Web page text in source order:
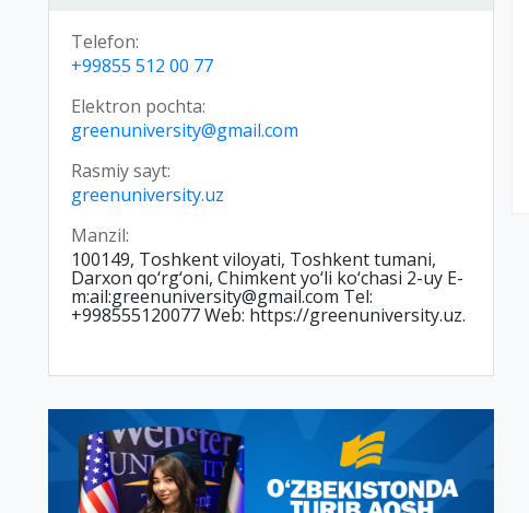
Telefon:
+99855 512 00 77
Elektron pochta:
greenuniversity@gmail.com
Rasmiy sayt:
greenuniversity.uz
Manzil:
100149, Toshkent viloyati, Toshkent tumani,
Darxon qo‘rg‘oni, Chimkent yo‘li ko‘chasi 2-uy E-
m:ail:greenuniversity@gmail.com Tel:
+998555120077 Web: https://greenuniversity.uz.